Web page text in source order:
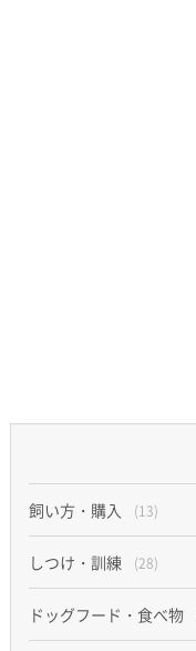
飼い方・購入 (13)
しつけ・訓練 (28)
ドッグフード・食べ物